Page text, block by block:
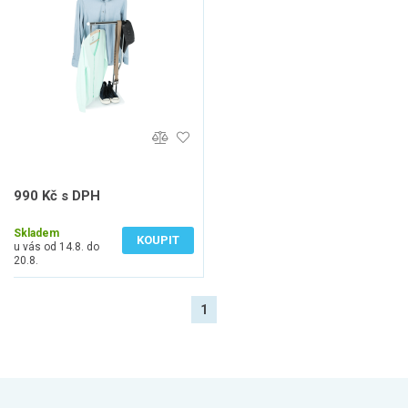
990 Kč s DPH
Skladem
u vás od 14.8. do
20.8.
KOUPIT
1